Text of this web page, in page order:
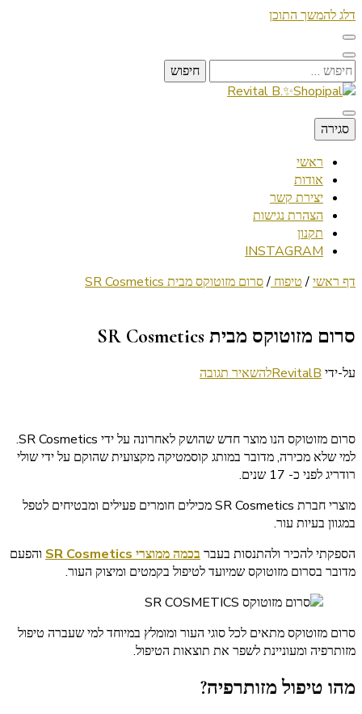
דלג להמשך התוכן
חיפוש:
Revital B.✨Shopipal
Lifestyle ✦ Beauty ✦ Vegan ✦ Travel
סגירה
ראשי
אודות
יצירת קשר
הצהרת נגישות
תקנון
INSTAGRAM
דף ראשי/ טיפוח /סרום מזוטוקס מבית SR Cosmetics
סרום מזוטוקס מבית SR Cosmetics
על-ידי RevitalBלהשאיר תגובהבנושא
SR
Cosmetics
סרום מזוטוקס הנו מוצר חדש שהושק לאחרונה על ידי SR Cosmetics.
למי שלא מכירה, מדובר במותג קוסמטיקה מקצועית שהוקם על ידי שולי
רודריג לפני כ- 17 שנים.
מוצרי חברת SR Cosmetics מכילים חומרים פעילים ומבטיחים לטפל
במגוון בעיות עור.
הספקתי להכיר ולהתנסות בעבר בכמה ממוצרי SR Cosmetics
והפעם
מדובר בסרום מזוטוקס שמיועד לטיפול בקמטים ומיצוק העור.
סרום מזוטוקס מתאים לכל סוגי העור ומומלץ במיוחד למי שעברה טיפול
מזותרפיה ומעוניינת לשפר את תוצאות הטיפול.
מהו טיפול מזותרפיה?